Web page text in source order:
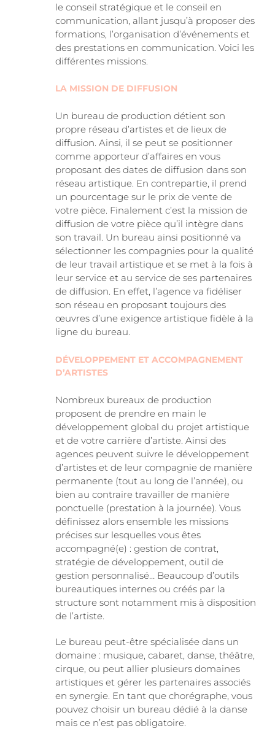
le conseil stratégique et le conseil en
communication, allant jusqu’à proposer des
formations, l’organisation d’événements et
des prestations en communication. Voici les
différentes missions.
LA MISSION DE DIFFUSION
Un bureau de production détient son
propre réseau d’artistes et de lieux de
diffusion. Ainsi, il se peut se positionner
comme apporteur d’affaires en vous
proposant des dates de diffusion dans son
réseau artistique. En contrepartie, il prend
un pourcentage sur le prix de vente de
votre pièce. Finalement c’est la mission de
diffusion de votre pièce qu’il intègre dans
son travail. Un bureau ainsi positionné va
sélectionner les compagnies pour la qualité
de leur travail artistique et se met à la fois à
leur service et au service de ses partenaires
de diffusion. En effet, l’agence va fidéliser
son réseau en proposant toujours des
œuvres d’une exigence artistique fidèle à la
ligne du bureau.
DÉVELOPPEMENT ET ACCOMPAGNEMENT
D’ARTISTES
Nombreux bureaux de production
proposent de prendre en main le
développement global du projet artistique
et de votre carrière d’artiste. Ainsi des
agences peuvent suivre le développement
d’artistes et de leur compagnie de manière
permanente (tout au long de l’année), ou
bien au contraire travailler de manière
ponctuelle (prestation à la journée). Vous
définissez alors ensemble les missions
précises sur lesquelles vous êtes
accompagné(e) : gestion de contrat,
stratégie de développement, outil de
gestion personnalisé… Beaucoup d’outils
bureautiques internes ou créés par la
structure sont notamment mis à disposition
de l’artiste.
Le bureau peut-être spécialisée dans un
domaine : musique, cabaret, danse, théâtre,
cirque, ou peut allier plusieurs domaines
artistiques et gérer les partenaires associés
en synergie. En tant que chorégraphe, vous
pouvez choisir un bureau dédié à la danse
mais ce n’est pas obligatoire.